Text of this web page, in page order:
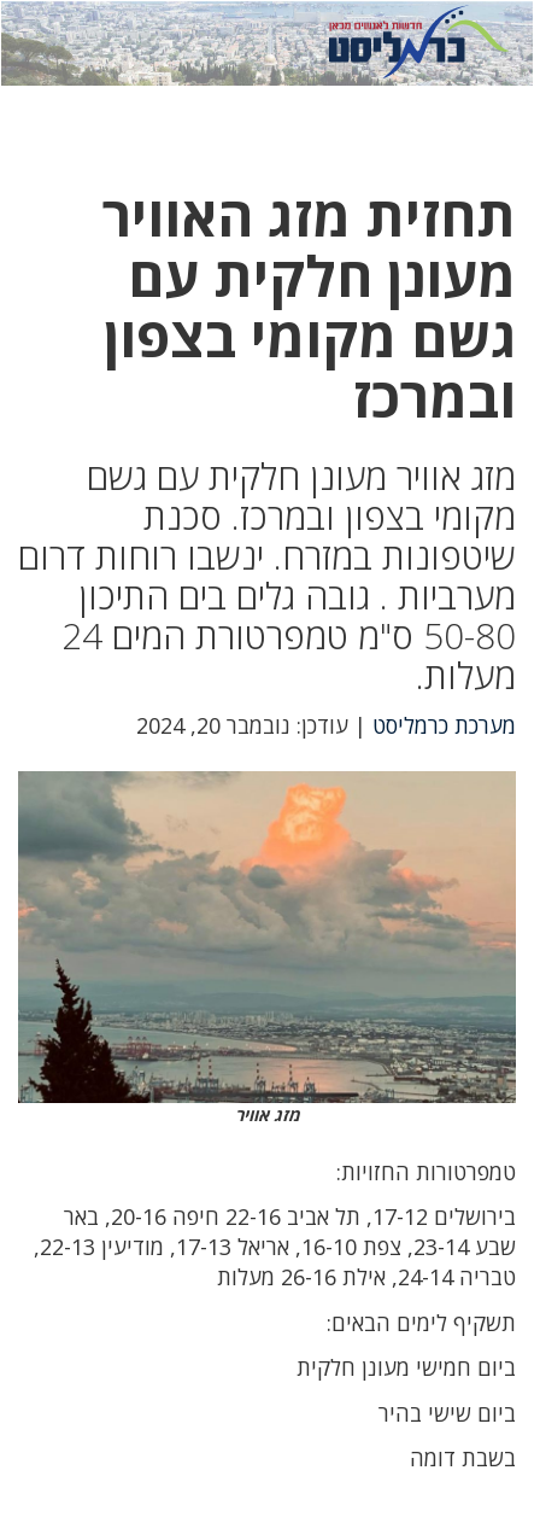
לחץ
כאן
לחץ
כדי
תחזית מזג האוויר
מעונן חלקית עם
גשם מקומי בצפון
ובמרכז
מזג אוויר מעונן חלקית עם גשם
מקומי בצפון ובמרכז. סכנת
שיטפונות במזרח. ינשבו רוחות דרום
מערביות . גובה גלים בים התיכון
50-80 ס"מ טמפרטורת המים 24
מעלות.
מערכת כרמליסט | עודכן: נובמבר 20, 2024
מזג אוויר
טמפרטורות החזויות:
בירושלים 17-12, תל אביב 22-16 חיפה 20-16, באר
שבע 23-14, צפת 16-10, אריאל 17-13, מודיעין 22-13,
טבריה 24-14, אילת 26-16 מעלות
תשקיף לימים הבאים:
ביום חמישי מעונן חלקית
ביום שישי בהיר
בשבת דומה